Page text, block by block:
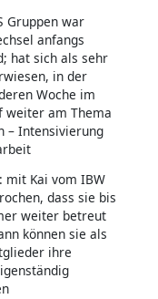
Gruppen war
anfangs
hat sich als sehr
in der
Woche im
weiter am Thema
– Intensivierung
mit Kai vom IBW
dass sie bis
weiter betreut
können sie als
ihre